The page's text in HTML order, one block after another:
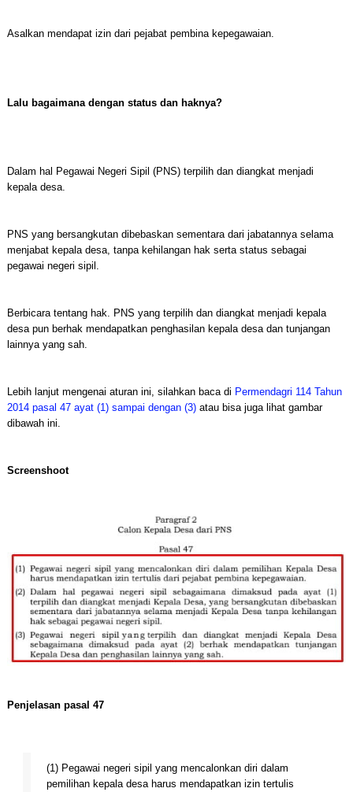
Asalkan mendapat izin dari pejabat pembina kepegawaian.
Lalu bagaimana dengan status dan haknya?
Dalam hal Pegawai Negeri Sipil (PNS) terpilih dan diangkat menjadi
kepala desa.
PNS yang bersangkutan dibebaskan sementara dari jabatannya selama
menjabat kepala desa, tanpa kehilangan hak serta status sebagai
pegawai negeri sipil.
Berbicara tentang hak. PNS yang terpilih dan diangkat menjadi kepala
desa pun berhak mendapatkan penghasilan kepala desa dan tunjangan
lainnya yang sah.
Lebih lanjut mengenai aturan ini, silahkan baca di Permendagri 114 Tahun
2014 pasal 47 ayat (1) sampai dengan (3)atau bisa juga lihat gambar
dibawah ini.
Screenshoot
Penjelasan pasal 47
(1) Pegawai negeri sipil yang mencalonkan diri dalam
pemilihan kepala desa harus mendapatkan izin tertulis